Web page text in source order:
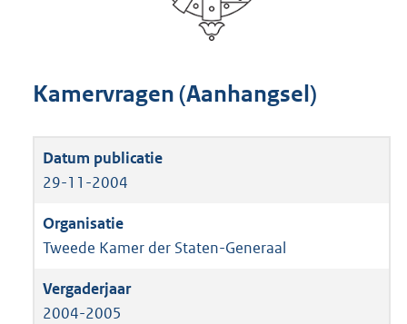
Kamervragen (Aanhangsel)
29-11-2004
Tweede Kamer der Staten-Generaal
2004-2005